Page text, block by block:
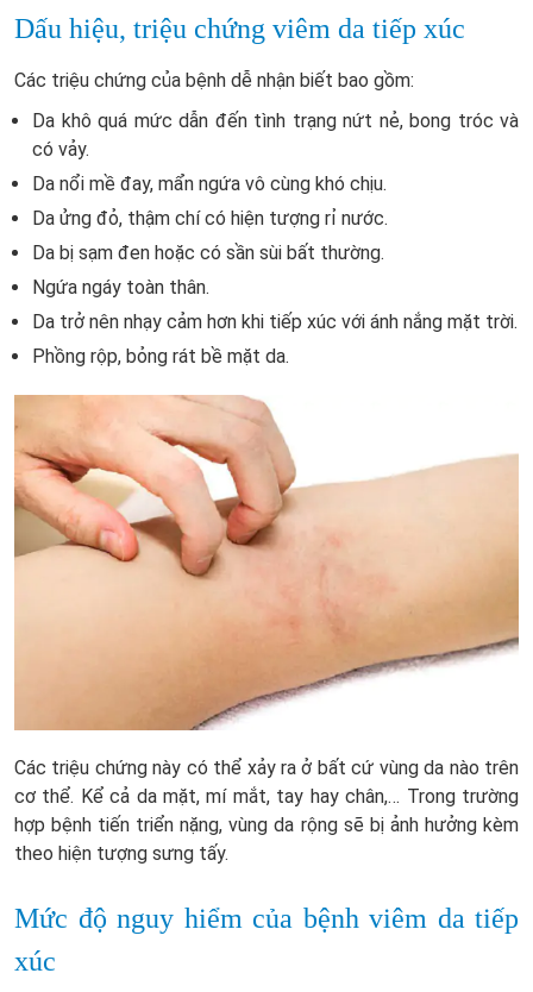
Dấu hiệu, triệu chứng viêm da tiếp xúc
Các triệu chứng của bệnh dễ nhận biết bao gồm:
Da khô quá mức dẫn đến tình trạng nứt nẻ, bong tróc và
có vảy.
Da nổi mề đay, mẩn ngứa vô cùng khó chịu.
Da ửng đỏ, thậm chí có hiện tượng rỉ nước.
Da bị sạm đen hoặc có sần sùi bất thường.
Ngứa ngáy toàn thân.
Da trở nên nhạy cảm hơn khi tiếp xúc với ánh nắng mặt trời.
Phồng rộp, bỏng rát bề mặt da.
Các triệu chứng này có thể xảy ra ở bất cứ vùng da nào trên
cơ thể. Kể cả da mặt, mí mắt, tay hay chân,… Trong trường
hợp bệnh tiến triển nặng, vùng da rộng sẽ bị ảnh hưởng kèm
theo hiện tượng sưng tấy.
Mức độ nguy hiểm của bệnh viêm da tiếp
xúc